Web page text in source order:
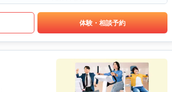
体験・相談予約